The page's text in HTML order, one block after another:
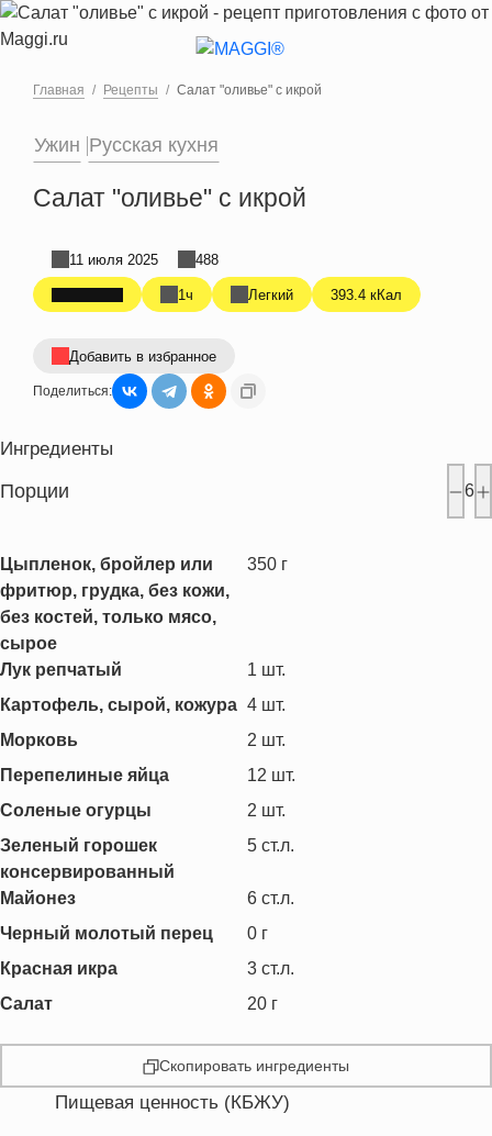
Перейти к основному содержанию
Главная Рецепты Салат "оливье" с икрой
Ужин Русская кухня
Салат "оливье" с икрой
1ч Легкий 393.4 кКал
11 июля 2025 488
Добавить в избранное
Поделиться:
Ингредиенты
Порции 6
Цыпленок, бройлер или
фритюр, грудка, без кожи,
без костей, только мясо,
сырое
350 г
Лук репчатый 1 шт.
Картофель, сырой, кожура 4 шт.
Морковь
2 шт.
Перепелиные яйца
12 шт.
Соленые огурцы
2 шт.
Зеленый горошек
консервированный
5 ст.л.
Майонез 6 ст.л.
Черный молотый перец
0 г
Красная икра
3 ст.л.
Салат
20 г
Скопировать ингредиенты
Пищевая ценность (КБЖУ)